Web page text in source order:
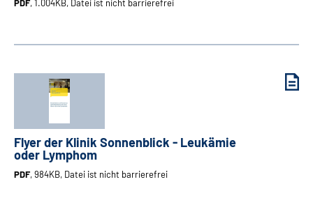
PDF, 1.004KB, Datei ist nicht barrierefrei
Flyer der Klinik Sonnenblick - Leukämie
oder Lymphom
PDF, 984KB, Datei ist nicht barrierefrei